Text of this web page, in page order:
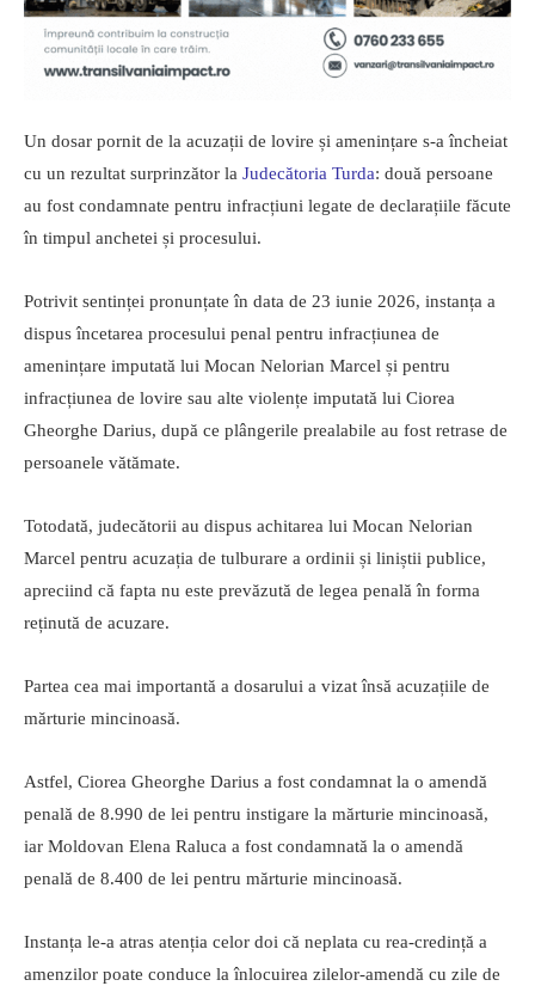
Un dosar pornit de la acuzații de lovire și amenințare s-a încheiat
cu un rezultat surprinzător la Judecătoria Turda: două persoane
au fost condamnate pentru infracțiuni legate de declarațiile făcute
în timpul anchetei și procesului.
Potrivit sentinței pronunțate în data de 23 iunie 2026, instanța a
dispus încetarea procesului penal pentru infracțiunea de
amenințare imputată lui Mocan Nelorian Marcel și pentru
infracțiunea de lovire sau alte violențe imputată lui Ciorea
Gheorghe Darius, după ce plângerile prealabile au fost retrase de
persoanele vătămate.
Totodată, judecătorii au dispus achitarea lui Mocan Nelorian
Marcel pentru acuzația de tulburare a ordinii și liniștii publice,
apreciind că fapta nu este prevăzută de legea penală în forma
reținută de acuzare.
Partea cea mai importantă a dosarului a vizat însă acuzațiile de
mărturie mincinoasă.
Astfel, Ciorea Gheorghe Darius a fost condamnat la o amendă
penală de 8.990 de lei pentru instigare la mărturie mincinoasă,
iar Moldovan Elena Raluca a fost condamnată la o amendă
penală de 8.400 de lei pentru mărturie mincinoasă.
Instanța le-a atras atenția celor doi că neplata cu rea-credință a
amenzilor poate conduce la înlocuirea zilelor-amendă cu zile de